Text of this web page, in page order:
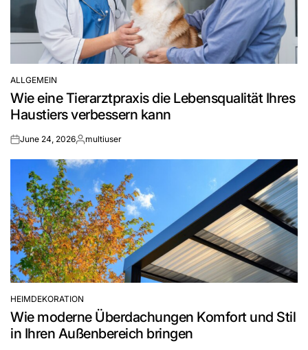
POSTED
IN
ALLGEMEIN
Wie eine Tierarztpraxis die Lebensqualität Ihres
Haustiers verbessern kann
onJune 24, 2026Posted
multiuser
POSTED
IN
HEIMDEKORATION
Wie moderne Überdachungen Komfort und Stil
in Ihren Außenbereich bringen